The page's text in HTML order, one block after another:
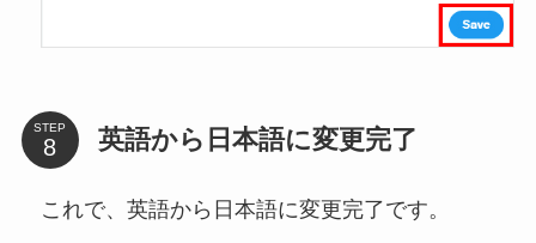
STEP 英語から日本語に変更完了
これで、英語から日本語に変更完了です。